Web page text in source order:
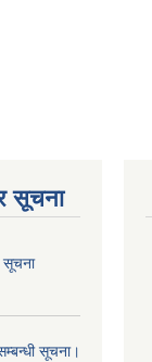
सूचना
सूचना
सूचना।